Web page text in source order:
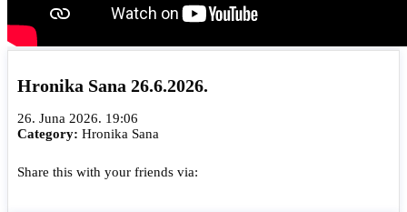
Hronika Sana 26.6.2026.
26. Juna 2026. 19:06
Category: Hronika Sana
Share this with your friends via: